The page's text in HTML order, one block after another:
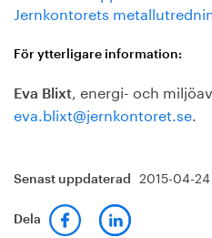
Jernkontorets
För ytterligare information:
Eva Blixt, energi- och
eva.blixt@jernkontoret.se.
Senast uppdaterad 2015-04-24
Dela